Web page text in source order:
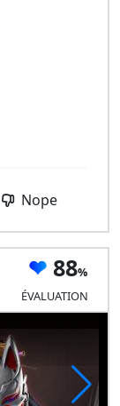
Nope
88
ÉVALUATION